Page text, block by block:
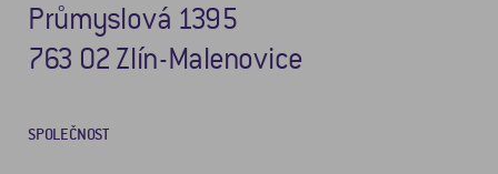
Průmyslová 1395
763 02 Zlín-Malenovice
SPOLEČNOST